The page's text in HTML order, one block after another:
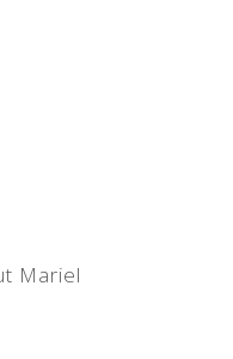
Mariel